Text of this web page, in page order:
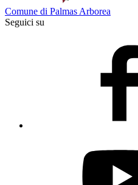
Comune di Palmas Arborea
Seguici su